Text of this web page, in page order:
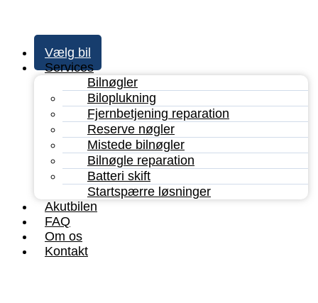
Vælg bil
Services
Bilnøgler
Biloplukning
Fjernbetjening reparation
Reserve nøgler
Mistede bilnøgler
Bilnøgle reparation
Batteri skift
Startspærre løsninger
Akutbilen
FAQ
Om os
Kontakt